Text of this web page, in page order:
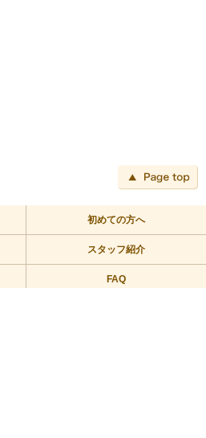
初めての方へ
スタッフ紹介
FAQ